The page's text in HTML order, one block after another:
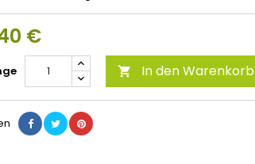
€
 In den Warenkorb